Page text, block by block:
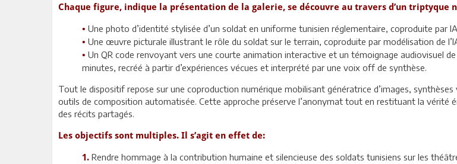
Chaque figure, indique la présentation de la galerie, se découvre au travers d’un triptyque
• Une photo d’identité stylisée d’un soldat en uniforme tunisien réglementaire, coproduite par
• Une œuvre picturale illustrant le rôle du soldat sur le terrain, coproduite par modélisation de
• Un QR code renvoyant vers une courte animation interactive et un témoignage audiovisuel de
minutes, recréé à partir d’expériences vécues et interprété par une voix off de synthèse.
Tout le dispositif repose sur une coproduction numérique mobilisant génératrice d’images, synthèses
outils de composition automatisée. Cette approche préserve l’anonymat tout en restituant la vérité
des récits partagés.
Les objectifs sont multiples. Il s’agit en effet de:
1. Rendre hommage à la contribution humaine et silencieuse des soldats tunisiens sur les